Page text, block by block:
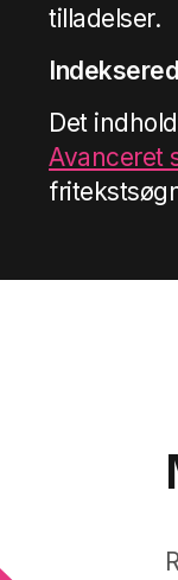
tilladelser.
Det
Avanceret